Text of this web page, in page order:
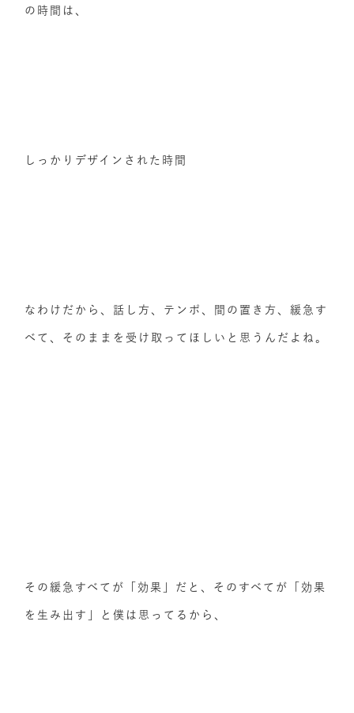
の時間は、
しっかりデザインされた時間
なわけだから、話し方、テンポ、間の置き方、緩急す
べて、そのままを受け取ってほしいと思うんだよね。
その緩急すべてが「効果」だと、そのすべてが「効果
を生み出す」と僕は思ってるから、